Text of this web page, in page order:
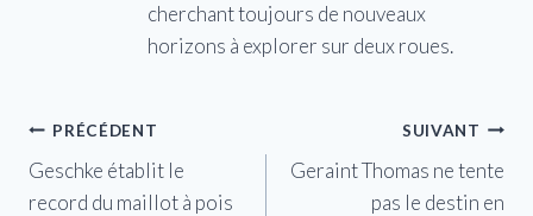
cherchant toujours de nouveaux
horizons à explorer sur deux roues.
Navigation
de
PRÉCÉDENT
Geschke établit le
record du maillot à pois
SUIVANT
Geraint Thomas ne tente
pas le destin en